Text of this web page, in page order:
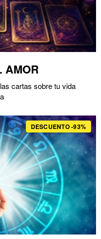
AMOR
cartas sobre tu vida
DESCUENTO -93%